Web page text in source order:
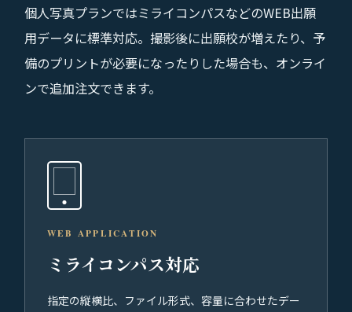
個人写真プランではミライコンパスなどのWEB出願
用データに標準対応。撮影後に出願校が増えたり、予
備のプリントが必要になったりした場合も、オンライ
ンで追加注文できます。
WEB APPLICATION
ミライコンパス対応
指定の縦横比、ファイル形式、容量に合わせたデー